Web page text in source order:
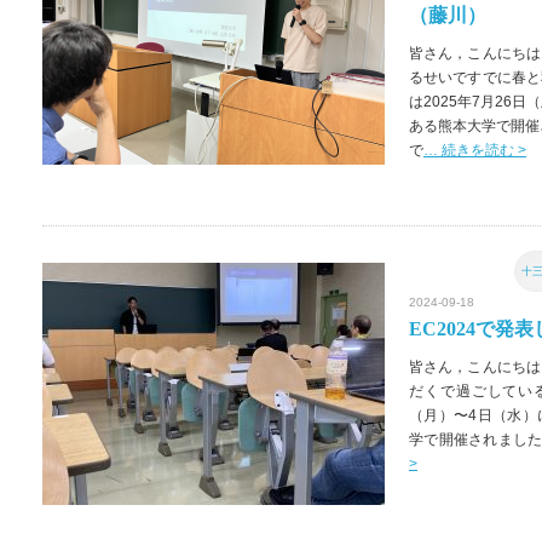
（藤川）
皆さん，こんにち
るせいですでに春
は2025年7月26日
ある熊本大学で開
で… 続きを読む >
十
2024-09-18
EC2024で発表
皆さん，こんにち
だくで過ごしてい
（月）〜4日（水
学で開催されまし
>